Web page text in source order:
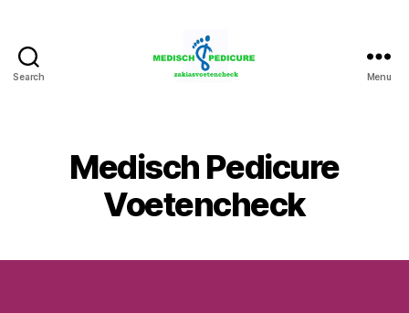
Search
Voetencheck
Menu
Medisch Pedicure
Voetencheck